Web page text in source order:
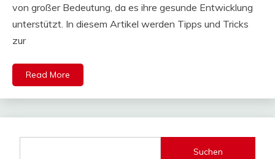
von großer Bedeutung, da es ihre gesunde Entwicklung
unterstützt. In diesem Artikel werden Tipps und Tricks
zur
Read More
Suchen